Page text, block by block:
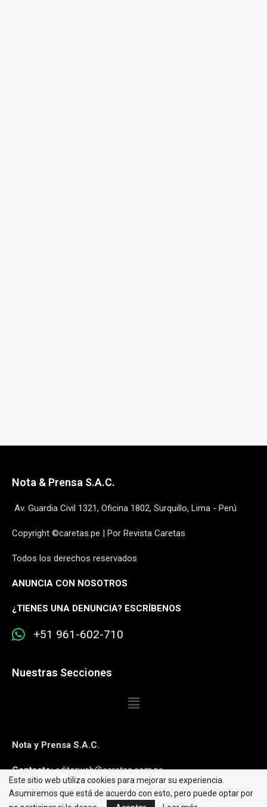
Nota & Prensa S.A.C.
Av. Guardia Civil 1321, Oficina 1802, Surquillo, Lima - Perú
Copyright ©caretas.pe | Por Revista Caretas
Todos los derechos reservados
ANUNCIA CON NOSOTROS
¿TIENES UNA DENUNCIA? ESCRÍBENOS
+51 961-602-710
Nuestras Secciones
Nota y Prensa S.A.C.
Contacto:editorweb@caretas.com.pe
Síguenos:
Este sitio web utiliza cookies para mejorar su experiencia.
Asumiremos que está de acuerdo con esto, pero puede optar por